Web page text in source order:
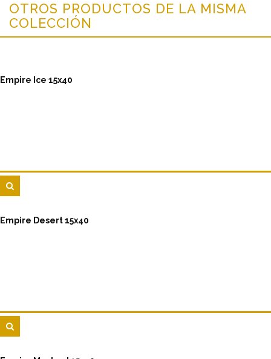
OTROS PRODUCTOS DE LA MISMA
COLECCIÓN
Empire Ice 15x40
Empire Desert 15x40